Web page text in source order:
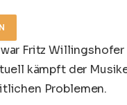
Fritz
kämpft der
Problemen.